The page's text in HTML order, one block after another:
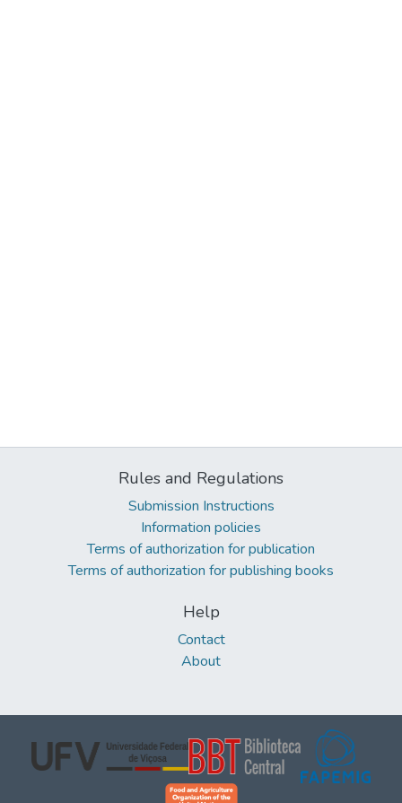
Rules and Regulations
Submission Instructions
Information policies
Terms of authorization for publication
Terms of authorization for publishing books
Help
Contact
About